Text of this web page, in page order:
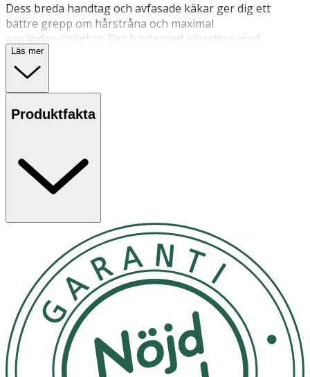
Dess breda handtag och avfasade käkar ger dig ett
bättre grepp om hårstråna och maximal
användarvänlighet. Det bästa med pincetten med
snedställda käkar är att den är tillverkad av rostfritt stål
(inox).
N.C.
OK för gravida och ammande:
Läs mer
Produktfakta